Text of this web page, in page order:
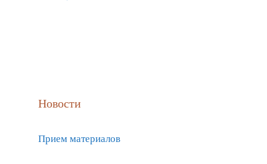
Новости
Прием материалов